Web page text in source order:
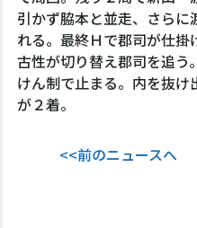
引かず脇本と並走、さら
れる。最終Ｈで郡司が仕掛
古性が切り替え郡司を追う
けん制で止まる。内を抜
が２着。
<<前のニュースへ